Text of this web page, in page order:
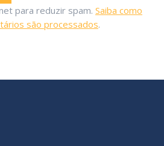
para reduzir spam. Saiba como
são processados.